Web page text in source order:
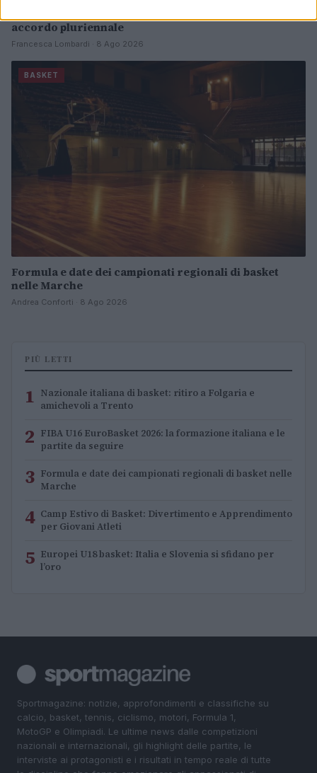
accordo pluriennale
Francesca Lombardi · 8 Ago 2026
BASKET
Formula e date dei campionati regionali di basket
nelle Marche
Andrea Conforti · 8 Ago 2026
PIÙ LETTI
1 Nazionale italiana di basket: ritiro a Folgaria e
amichevoli a Trento
2 FIBA U16 EuroBasket 2026: la formazione italiana e le
partite da seguire
3 Formula e date dei campionati regionali di basket nelle
Marche
4 Camp Estivo di Basket: Divertimento e Apprendimento
per Giovani Atleti
5 Europei U18 basket: Italia e Slovenia si sfidano per
l’oro
Sportmagazine: notizie, approfondimenti e classifiche su
calcio, basket, tennis, ciclismo, motori, Formula 1,
MotoGP e Olimpiadi. Le ultime news dalle competizioni
nazionali e internazionali, gli highlight delle partite, le
interviste ai protagonisti e i risultati in tempo reale di tutte